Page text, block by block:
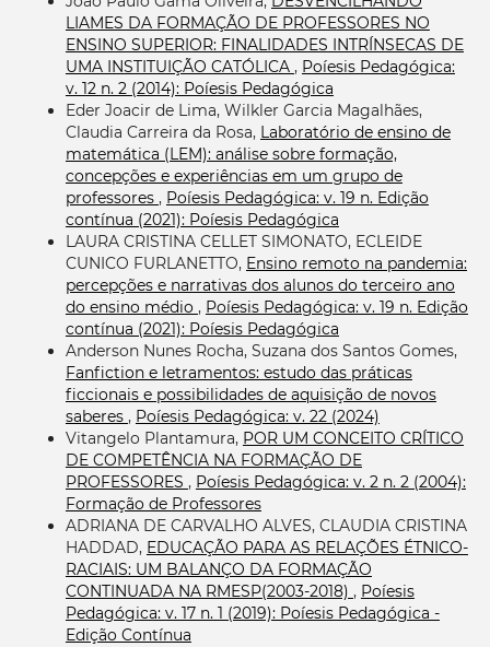
LIAMES DA FORMAÇÃO DE PROFESSORES NO
ENSINO SUPERIOR: FINALIDADES INTRÍNSECAS DE
UMA INSTITUIÇÃO CATÓLICA , Poíesis Pedagógica:
v. 12 n. 2 (2014): Poíesis Pedagógica
Eder Joacir de Lima, Wilkler Garcia Magalhães,
Claudia Carreira da Rosa, Laboratório de ensino de
matemática (LEM): análise sobre formação,
concepções e experiências em um grupo de
professores , Poíesis Pedagógica: v. 19 n. Edição
contínua (2021): Poíesis Pedagógica
LAURA CRISTINA CELLET SIMONATO, ECLEIDE
CUNICO FURLANETTO, Ensino remoto na pandemia:
percepções e narrativas dos alunos do terceiro ano
do ensino médio , Poíesis Pedagógica: v. 19 n. Edição
contínua (2021): Poíesis Pedagógica
Anderson Nunes Rocha, Suzana dos Santos Gomes,
Fanfiction e letramentos: estudo das práticas
ficcionais e possibilidades de aquisição de novos
saberes , Poíesis Pedagógica: v. 22 (2024)
Vitangelo Plantamura, POR UM CONCEITO CRÍTICO
DE COMPETÊNCIA NA FORMAÇÃO DE
PROFESSORES , Poíesis Pedagógica: v. 2 n. 2 (2004):
Formação de Professores
ADRIANA DE CARVALHO ALVES, CLAUDIA CRISTINA
HADDAD, EDUCAÇÃO PARA AS RELAÇÕES ÉTNICO-
RACIAIS: UM BALANÇO DA FORMAÇÃO
CONTINUADA NA RMESP(2003-2018) , Poíesis
Pedagógica: v. 17 n. 1 (2019): Poíesis Pedagógica -
Edição Contínua